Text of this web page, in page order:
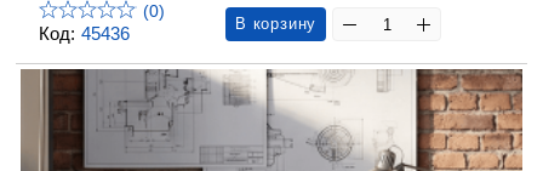
Код: 45436
(0)
В корзину